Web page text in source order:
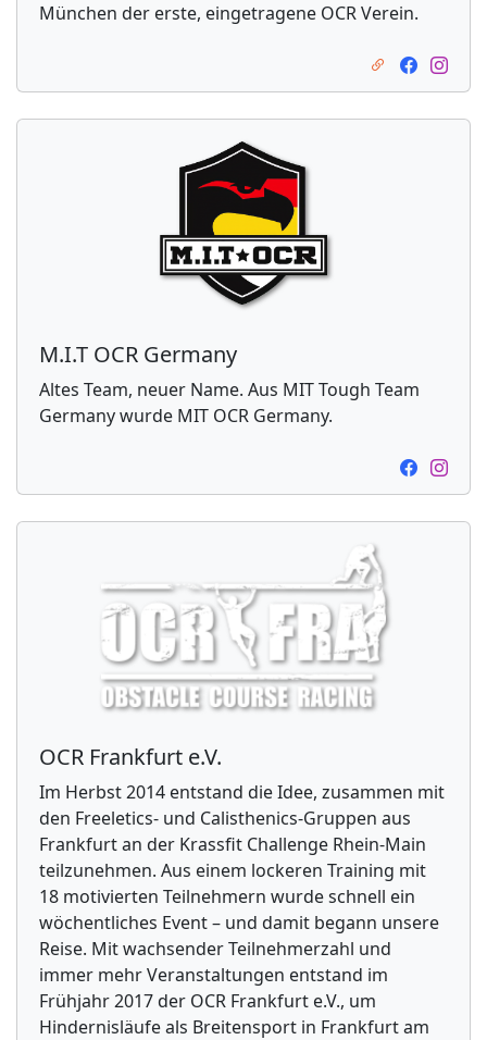
München der erste, eingetragene OCR Verein.
M.I.T OCR Germany
Altes Team, neuer Name. Aus MIT Tough Team
Germany wurde MIT OCR Germany.
OCR Frankfurt e.V.
Im Herbst 2014 entstand die Idee, zusammen mit
den Freeletics- und Calisthenics-Gruppen aus
Frankfurt an der Krassfit Challenge Rhein-Main
teilzunehmen. Aus einem lockeren Training mit
18 motivierten Teilnehmern wurde schnell ein
wöchentliches Event – und damit begann unsere
Reise. Mit wachsender Teilnehmerzahl und
immer mehr Veranstaltungen entstand im
Frühjahr 2017 der OCR Frankfurt e.V., um
Hindernisläufe als Breitensport in Frankfurt am